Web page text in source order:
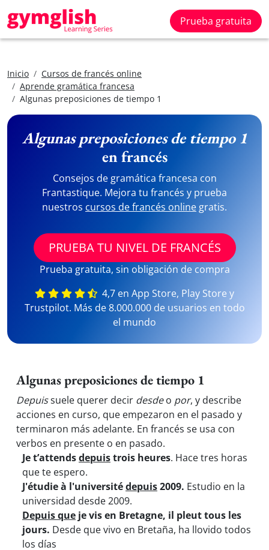
Prueba gratuita
Inicio
Cursos de francés online
Aprende gramática francesa
Algunas preposiciones de tiempo 1
Algunas preposiciones de tiempo 1
en francés
Consejos de gramática francesa con
Frantastique. Mejora tu francés y prueba
nuestros cursos de francés online gratis.
PRUEBA TU NIVEL DE FRANCÉS
Prueba gratuita, sin obligación de compra
4,7 en App Store, Play Store y
Trustpilot. Más de 8.000.000 de usuarios en todo
el mundo
Algunas preposiciones de tiempo 1
Depuissuele querer decir desdeo por, y describe
acciones en curso, que empezaron en el pasado y
terminaron más adelante. En francés se usa con
verbos en presente o en pasado.
Je t’attendsdepuistrois heures. Hace tres horas
que te espero.
J'étudie à l'universitédepuis2009. Estudio en la
universidad desde 2009.
Depuis que je vis en Bretagne, il pleut tous les
jours. Desde que vivo en Bretaña, ha llovido todos
los días